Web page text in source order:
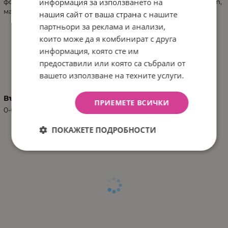
магнезиев фосфат.
ХАРАКТЕРИСТИКИ
Възраст
0-6
информация за използването на
нашия сайт от ваша страна с нашите
партньори за реклама и анализи,
които може да я комбинират с друга
информация, която сте им
предоставили или която са събрали от
вашето използване на техните услуги.
ПРИЕМЕТЕ ВСИЧКИ
ПОКАЖЕТЕ ПОДРОБНОСТИ